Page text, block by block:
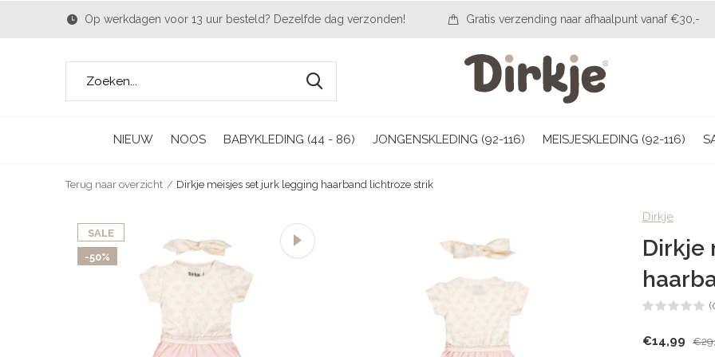
NIEUW NOOS BABYKLEDING (44 - 86) JONGENSKLEDING (92-116) MEISJESKLEDING (92-116)
Op werkdagen voor 13 uur besteld? Dezelfde dag verzonden! Gratis verzending naar afhaalpunt vanaf €30,-
Terug naar overzicht Dirkje meisjes set jurk legging haarband lichtroze strik
SALE
-50%
Dirkje
Dirkje
€14,99